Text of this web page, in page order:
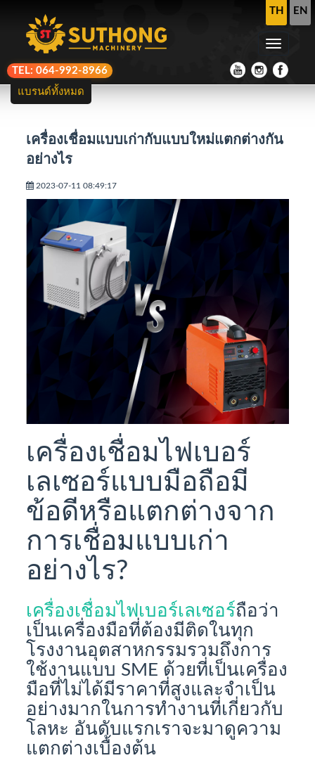
TH EN
TEL: 064-992-8966
แบรนด์ทั้งหมด
เครื่องเชื่อมแบบเก่ากับแบบใหม่แตกต่างกัน
อย่างไร
2023-07-11 08:49:17
เครื่องเชื่อมไฟเบอร์
เลเซอร์แบบมือถือมี
ข้อดีหรือแตกต่างจาก
การเชื่อมแบบเก่า
อย่างไร?
เครื่องเชื่อมไฟเบอร์เลเซอร์ถือว่า
เป็นเครื่องมือที่ต้องมีติดในทุก
โรงงานอุตสาหกรรมรวมถึงการ
ใช้งานแบบ SME ด้วยที่เป็นเครื่อง
มือที่ไม่ได้มีราคาที่สูงและจำเป็น
อย่างมากในการทำงานที่เกี่ยวกับ
โลหะ อันดับแรกเราจะมาดูความ
แตกต่างเบื้องต้น